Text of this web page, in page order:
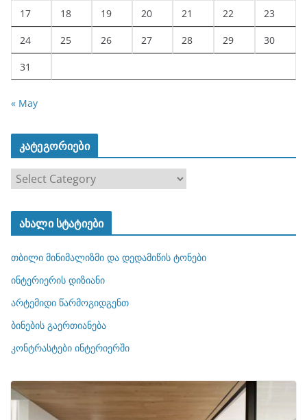
17 18 19 20 21 22 23
24 25 26 27 28 29 30
31
« May
კატეგორიები
ტ
ო
რ
ბ
ი
ახალი სტატიები
თბილი მინიმალიზმი და დედამიწის ტონები
ინტერიერის დიზიანი
არტემიდი წარმოგიდგენთ
ბინების გაერთიანება
კონტრასტები ინტერიერში